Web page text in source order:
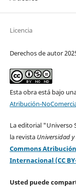
Licencia
Derechos de autor
Esta obra está bajo
Atribución-
La editorial "Universo
la revista Universidad
Commons
Internacional (CC
Usted puede